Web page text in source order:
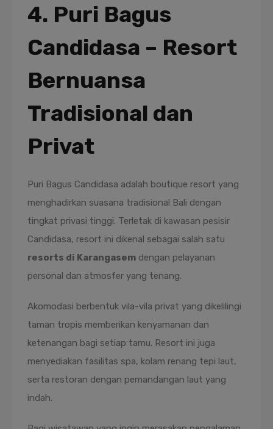
4. Puri Bagus
Candidasa – Resort
Bernuansa
Tradisional dan
Privat
Puri Bagus Candidasa adalah boutique resort yang
menghadirkan suasana tradisional Bali dengan
tingkat privasi tinggi. Terletak di kawasan pesisir
Candidasa, resort ini dikenal sebagai salah satu
resorts di Karangasem dengan pelayanan
personal dan atmosfer yang tenang.
Akomodasi berbentuk vila-vila privat yang dikelilingi
taman tropis memberikan kenyamanan dan
ketenangan bagi setiap tamu. Resort ini juga
menyediakan fasilitas spa, kolam renang tepi laut,
serta restoran dengan pemandangan laut yang
indah.